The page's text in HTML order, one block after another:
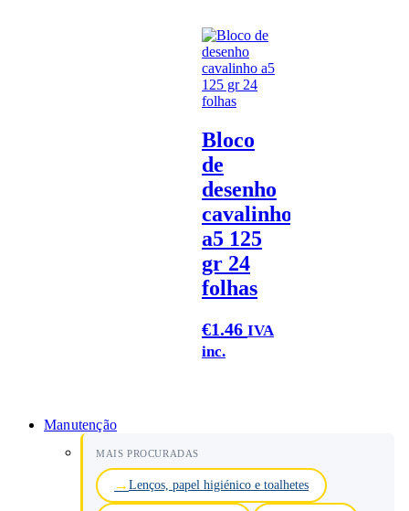
Bloco
de
desenho
cavalinho
a5 125
gr 24
folhas
€1.46 IVA
inc.
Manutenção
MAIS PROCURADAS
Lenços, papel higiénico e toalhetes